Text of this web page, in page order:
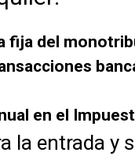
fija del
en el
la entrada y